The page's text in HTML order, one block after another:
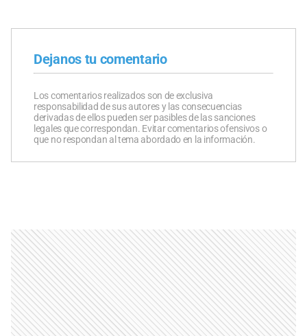
Dejanos tu comentario
Los comentarios realizados son de exclusiva
responsabilidad de sus autores y las consecuencias
derivadas de ellos pueden ser pasibles de las sanciones
legales que correspondan. Evitar comentarios ofensivos o
que no respondan al tema abordado en la información.